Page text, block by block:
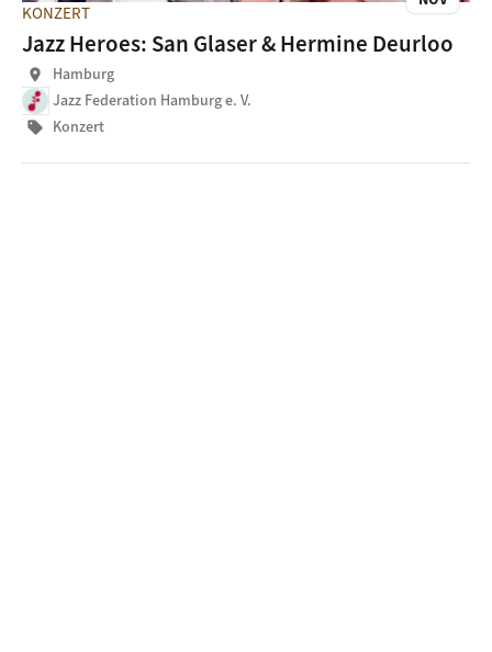
KONZERT
Jazz Heroes: San Glaser & Hermine Deurloo
location_on
Hamburg
Jazz Federation Hamburg e. V.
sell Konzert